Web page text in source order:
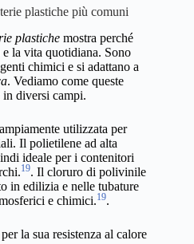
plastiche più comuni
plastiche mostra perché
la vita quotidiana. Sono
chimici e si adattano a
. Vediamo come queste
in diversi campi.
utilizzata per
Il polietilene ad alta
ideale per i contenitori
19. Il cloruro di polivinile
in edilizia e nelle tubature
e chimici.19.
la sua resistenza al calore